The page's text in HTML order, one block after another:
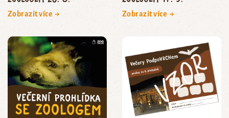
Zobrazit více → Zobrazit více →